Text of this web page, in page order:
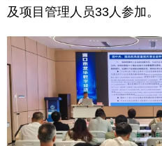
及项目管理 人员33人参加。